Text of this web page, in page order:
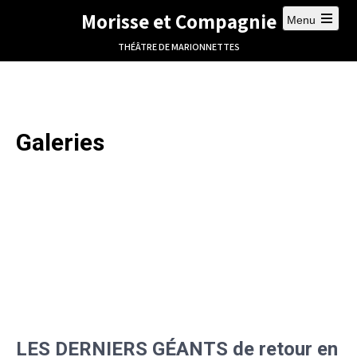
Morisse et Compagnie
THÉÂTRE DE MARIONNETTES
Menu
Galeries
LES DERNIERS GÉANTS de retour en